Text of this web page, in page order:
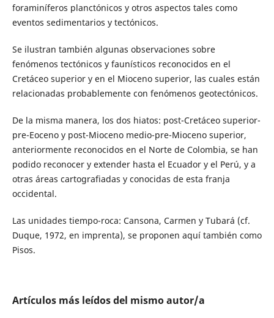
foraminíferos planctónicos y otros aspectos tales como
eventos sedimentarios y tectónicos.
Se ilustran también algunas observaciones sobre
fenómenos tectónicos y faunísticos reconocidos en el
Cretáceo superior y en el Mioceno superior, las cuales están
relacionadas probablemente con fenómenos geotectónicos.
De la misma manera, los dos hiatos: post-Cretáceo superior-
pre-Eoceno y post-Mioceno medio-pre-Mioceno superior,
anteriormente reconocidos en el Norte de Colombia, se han
podido reconocer y extender hasta el Ecuador y el Perú, y a
otras áreas cartografiadas y conocidas de esta franja
occidental.
Las unidades tiempo-roca: Cansona, Carmen y Tubará (cf.
Duque, 1972, en imprenta), se proponen aquí también como
Pisos.
Artículos más leídos del mismo autor/a